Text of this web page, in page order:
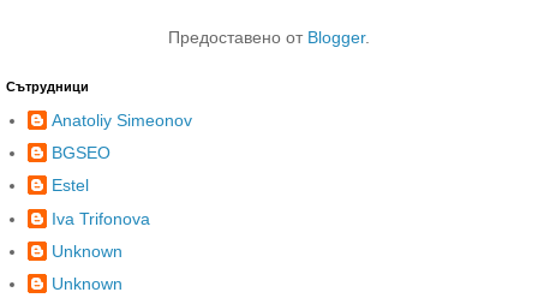
Предоставено от Blogger.
Сътрудници
Anatoliy Simeonov
BGSEO
Estel
Iva Trifonova
Unknown
Unknown